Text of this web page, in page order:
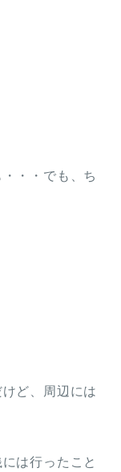
・・でも、ち
ど、周辺には
は行ったこと